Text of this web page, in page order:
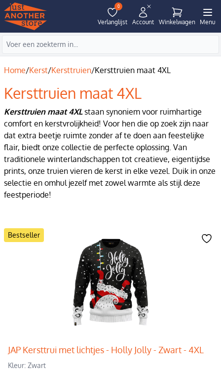
0
Verlanglijst Account Winkelwagen Menu
Home/Kerst/Kersttruien/Kersttruien maat 4XL
Kersttruien maat 4XL
Kersttruien maat 4XLstaan synoniem voor ruimhartige
comfort en kerstvrolijkheid! Voor hen die op zoek zijn naar
dat extra beetje ruimte zonder af te doen aan feestelijke
flair, biedt onze collectie de perfecte oplossing. Van
traditionele winterlandschappen tot creatieve, eigentijdse
prints, onze truien vieren de kerst in elke vezel. Duik in onze
selectie en omhul jezelf met zowel warmte als stijl deze
feestperiode!
Bestseller
JAP Kersttrui met lichtjes - Holly Jolly - Zwart - 4XL
Kleur: Zwart